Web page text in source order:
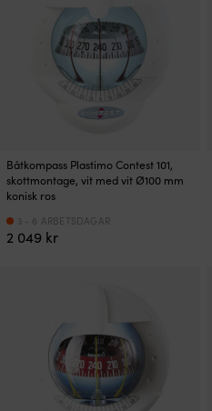
Båtkompass Plastimo Contest 101,
skottmontage, vit med vit Ø100 mm
konisk ros
2 049 kr
3 - 6 ARBETSDAGAR